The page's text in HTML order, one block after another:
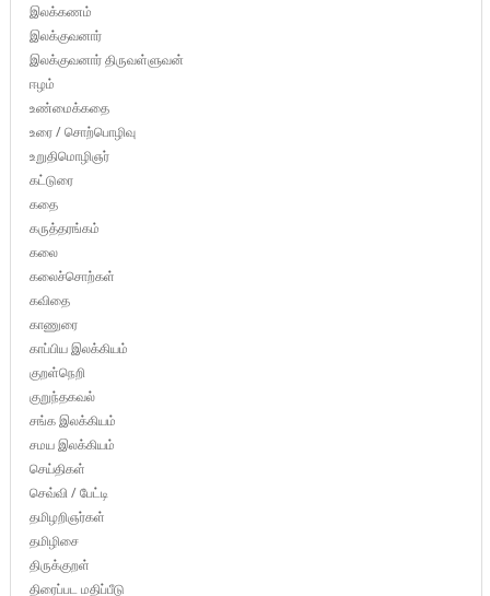
இலக்கணம்
இலக்குவனார்
இலக்குவனார் திருவள்ளுவன்
ஈழம்
உண்மைக்கதை
உரை / சொற்பொழிவு
உறுதிமொழிஞர்
கட்டுரை
கதை
கருத்தரங்கம்
கலை
கலைச்சொற்கள்
கவிதை
காணுரை
காப்பிய இலக்கியம்
குறள்நெறி
குறுந்தகவல்
சங்க இலக்கியம்
சமய இலக்கியம்
செய்திகள்
செவ்வி / பேட்டி
தமிழறிஞர்கள்
தமிழிசை
திருக்குறள்
திரைப்பட மதிப்பீடு